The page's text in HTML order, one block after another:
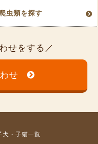
爬虫類を探す
せをする
せ
犬・子猫一覧